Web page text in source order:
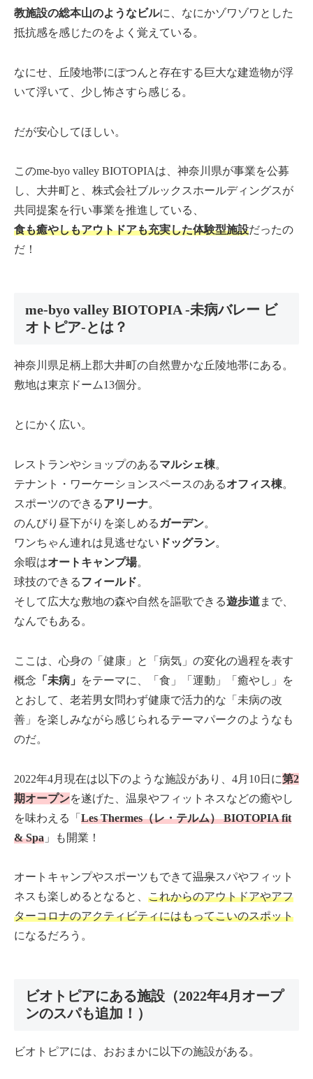
教施設の総本山のようなビルに、なにかゾワゾワとした
抵抗感を感じたのをよく覚えている。
なにせ、丘陵地帯にぽつんと存在する巨大な建造物が浮
いて浮いて、少し怖さすら感じる。
だが安心してほしい。
このme-byo valley BIOTOPIAは、神奈川県が事業を公募
し、大井町と、株式会社ブルックスホールディングスが
共同提案を行い事業を推進している、
食も癒やしもアウトドアも充実した体験型施設だったの
だ！
me-byo valley BIOTOPIA -未病バレー ビ
オトピア-とは？
神奈川県足柄上郡大井町の自然豊かな丘陵地帯にある。
敷地は東京ドーム13個分。
とにかく広い。
レストランやショップのあるマルシェ棟。
テナント・ワーケーションスペースのあるオフィス棟。
スポーツのできるアリーナ。
のんびり昼下がりを楽しめる ガーデン。
ワンちゃん連れは見逃せない ドッグラン。
余暇はオートキャンプ場。
球技のできるフィールド。
そして広大な敷地の森や自然を謳歌できる遊歩道まで、
なんでもある。
ここは、心身の「健康」と「病気」の変化の過程を表す
概念 「未病」
をテーマに、「食」「運動」「癒やし」を
とおして、老若男女問わず健康で活力的な「未病の改
善」を楽しみながら感じられるテーマパークのようなも
のだ。
2022年4月現在は以下のような施設があり、4月10日に第2
期オープンを遂げた、温泉やフィットネスなどの癒やし
を味わえる「 Les Thermes（レ・テルム） BIOTOPIA fit
& Spa 」も開業！
オートキャンプやスポーツもできて温泉スパやフィット
ネスも楽しめるとなると、 これからのアウトドアやアフ
ターコロナのアクティビティにはもってこいのスポット
になるだろう。
ビオトピアにある施設（2022年4月オープ
ンのスパも追加！）
ビオトピアには、おおまかに以下の施設がある。